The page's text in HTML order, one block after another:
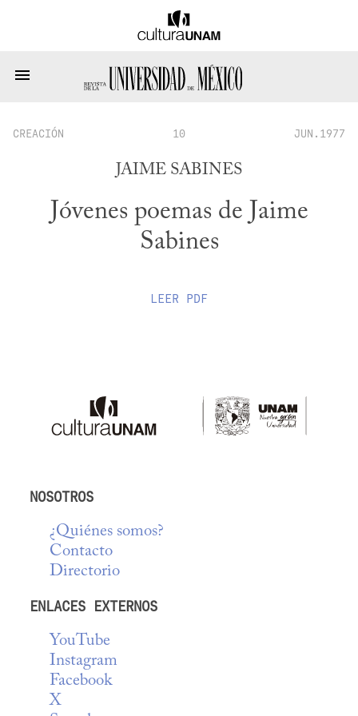
CREACIÓN 10 JUN.1977
JAIME SABINES
Jóvenes poemas de Jaime
Sabines
LEER PDF
NOSOTROS
¿Quiénes somos?
Contacto
Directorio
ENLACES EXTERNOS
YouTube
Instagram
Facebook
X